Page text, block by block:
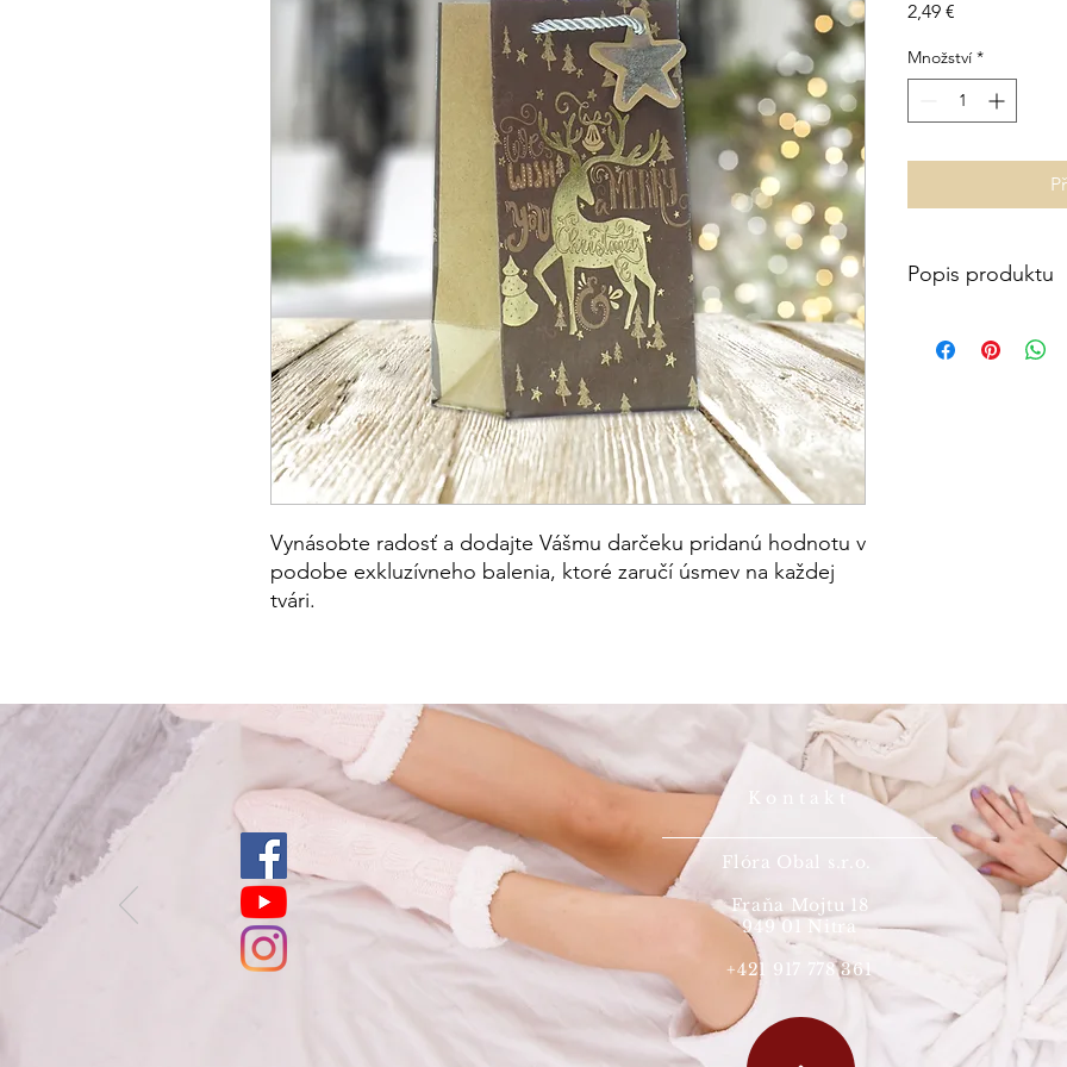
Vynásobte radosť a dodajte Vášmu darčeku pridanú hodnotu v
podobe exkluzívneho balenia, ktoré zaručí úsmev na každej
tvári.
2,49 €
Množství *
Popis produktu
©2020 by Designer of Papi's Socks.
Flóra Obal s.r.o.
Fraňa Mojtu 18
949 01 Nitra
+421 917 778 361
Kontakt